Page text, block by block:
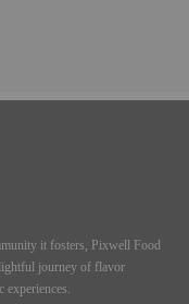
it fosters, Pixwell Food
journey of flavor
experiences.